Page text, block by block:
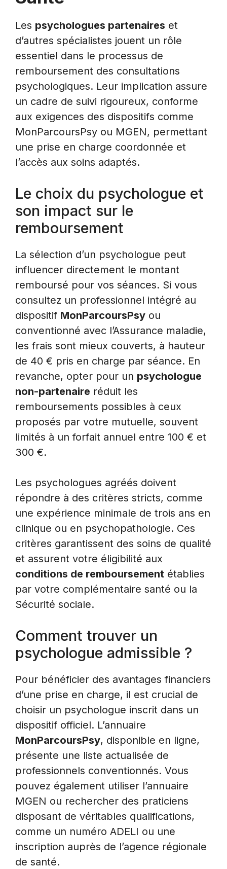
Les psychologues partenaires et
d’autres spécialistes jouent un rôle
essentiel dans le processus de
remboursement des consultations
psychologiques. Leur implication assure
un cadre de suivi rigoureux, conforme
aux exigences des dispositifs comme
MonParcoursPsy ou MGEN, permettant
une prise en charge coordonnée et
l’accès aux soins adaptés.
Le choix du psychologue et
son impact sur le
remboursement
La sélection d’un psychologue peut
influencer directement le montant
remboursé pour vos séances. Si vous
consultez un professionnel intégré au
dispositif MonParcoursPsy ou
conventionné avec l’Assurance maladie,
les frais sont mieux couverts, à hauteur
de 40 € pris en charge par séance. En
revanche, opter pour un psychologue
non-partenaire réduit les
remboursements possibles à ceux
proposés par votre mutuelle, souvent
limités à un forfait annuel entre 100 € et
300 €.
Les psychologues agréés doivent
répondre à des critères stricts, comme
une expérience minimale de trois ans en
clinique ou en psychopathologie. Ces
critères garantissent des soins de qualité
et assurent votre éligibilité aux
conditions de remboursement établies
par votre complémentaire santé ou la
Sécurité sociale.
Comment trouver un
psychologue admissible ?
Pour bénéficier des avantages financiers
d’une prise en charge, il est crucial de
choisir un psychologue inscrit dans un
dispositif officiel. L’annuaire
MonParcoursPsy, disponible en ligne,
présente une liste actualisée de
professionnels conventionnés. Vous
pouvez également utiliser l’annuaire
MGEN ou rechercher des praticiens
disposant de véritables qualifications,
comme un numéro ADELI ou une
inscription auprès de l’agence régionale
de santé.